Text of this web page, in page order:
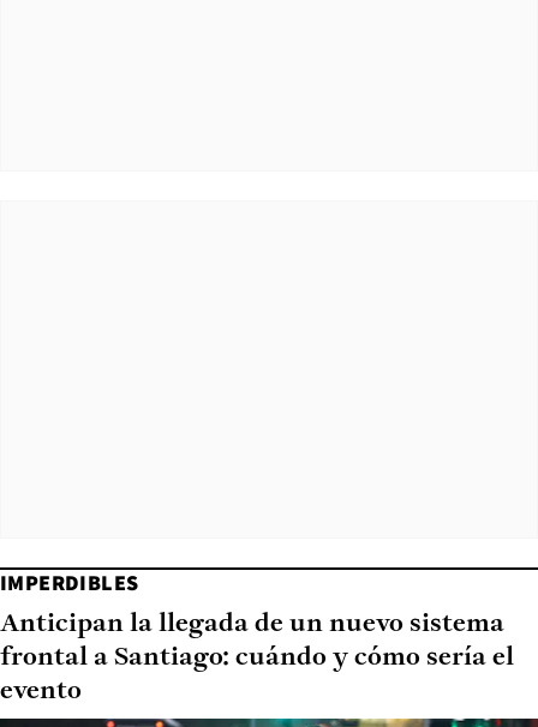
IMPERDIBLES
Anticipan la llegada de un nuevo sistema
frontal a Santiago: cuándo y cómo sería el
evento